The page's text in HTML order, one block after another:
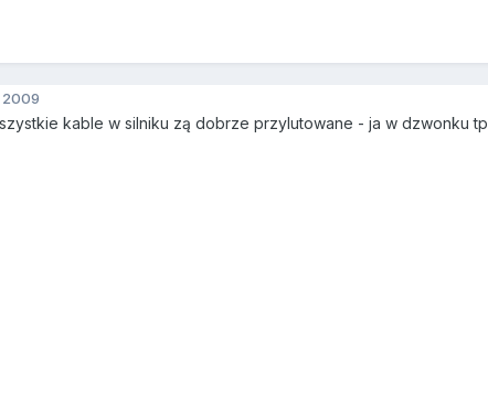
kable w silniku zą dobrze przylutowane - ja w dzwonku